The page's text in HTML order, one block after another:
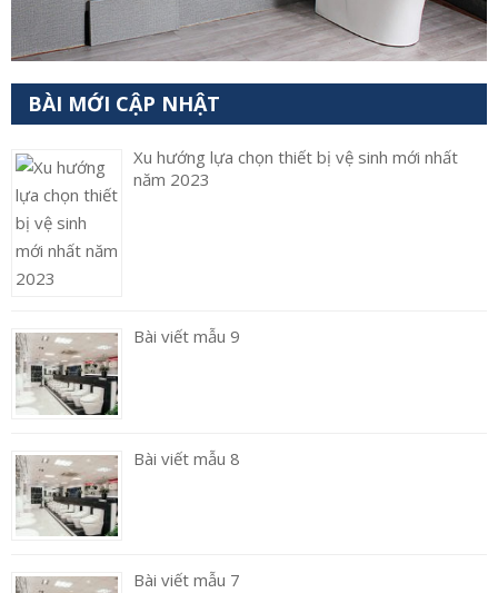
BÀI MỚI CẬP NHẬT
Xu hướng lựa chọn thiết bị vệ sinh mới nhất
năm 2023
Bài viết mẫu 9
Bài viết mẫu 8
Bài viết mẫu 7